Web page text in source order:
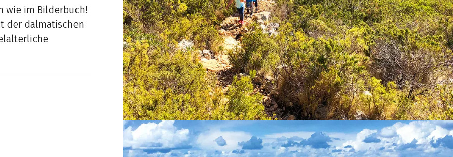
wie im Bilderbuch!
der dalmatischen